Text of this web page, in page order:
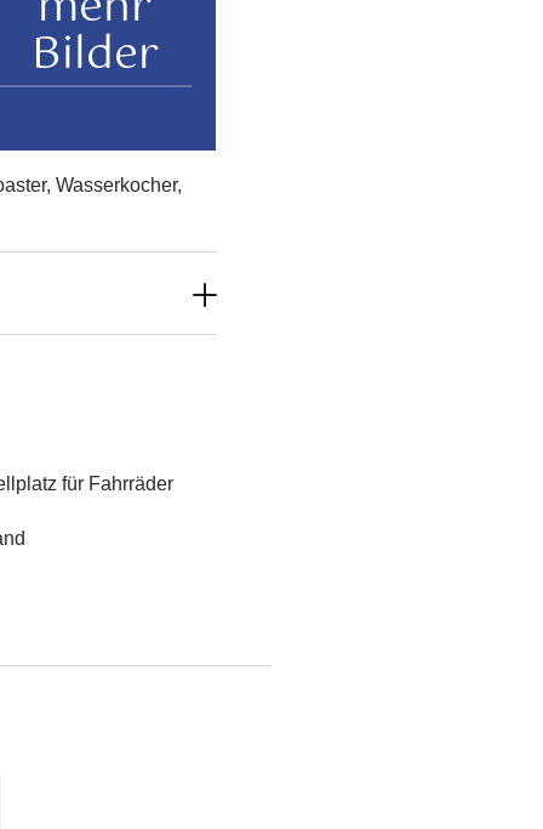
Bilder
Wasserkocher,
für Fahrräder